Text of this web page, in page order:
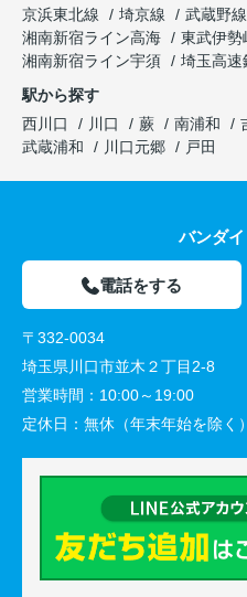
京浜東北線
埼京線 武蔵野線
湘南新宿ライン高海
東武伊勢
湘南新宿ライン宇須
埼玉高速
駅から探す
西川口
川口 蕨 南浦和
武蔵浦和
川口元郷 戸田
バンダ
電話をする
〒332-0034
埼玉県川口市並木２丁目2-8
営業時間： 10:00～19:00
定休日： 無休（年末年始を除く）